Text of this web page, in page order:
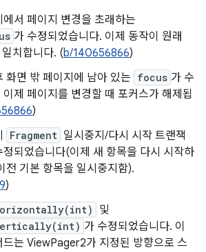
서 페이지 변경을 초래하는
가 수정되었습니다. 이제 동작이 원래
치합니다. (b/140656866)
화면 밖 페이지에 남아 있는 focus 가 수
제 페이지를 변경할 때 포커스가 해제됩
)
Fragment 일시중지/다시 시작 트랜잭
정되었습니다(이제 새 항목을 다시 시작하
전 기본 항목을 일시중지함).
)
및
가 수정되었습니다. 이
드는 ViewPager2가 지정된 방향으로 스